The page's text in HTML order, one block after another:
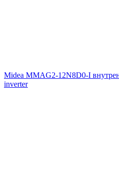
Midea MMAG2-12N8D0-I
inverter